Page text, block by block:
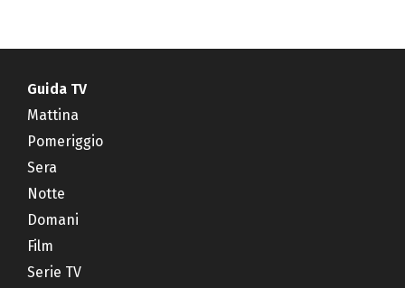
Guida TV
Mattina
Pomeriggio
Sera
Notte
Domani
Film
Serie TV